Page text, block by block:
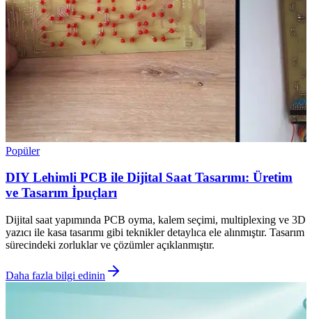
Popüler
DIY Lehimli PCB ile Dijital Saat Tasarımı: Üretim
ve Tasarım İpuçları
Dijital saat yapımında PCB oyma, kalem seçimi, multiplexing ve 3D
yazıcı ile kasa tasarımı gibi teknikler detaylıca ele alınmıştır. Tasarım
sürecindeki zorluklar ve çözümler açıklanmıştır.
Daha fazla bilgi edinin